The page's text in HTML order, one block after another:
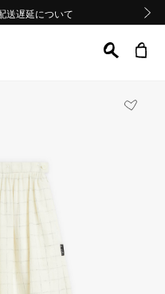
配送遅延について
送遅延について
配送遅延について